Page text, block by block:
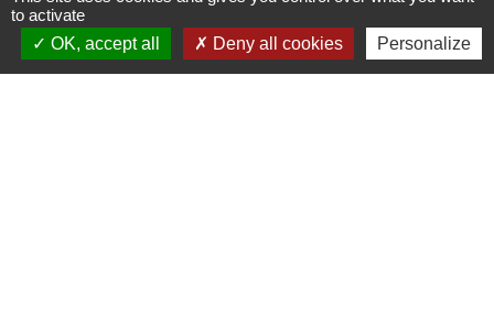
Contacts
to activate
OK, accept all
Deny all cookies Personalize